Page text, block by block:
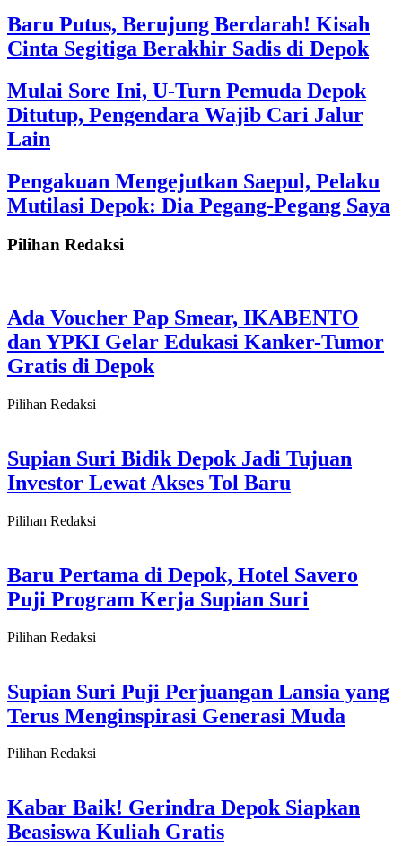
Baru Putus, Berujung Berdarah! Kisah
Cinta Segitiga Berakhir Sadis di Depok
Mulai Sore Ini, U-Turn Pemuda Depok
Ditutup, Pengendara Wajib Cari Jalur
Lain
Pengakuan Mengejutkan Saepul, Pelaku
Mutilasi Depok: Dia Pegang-Pegang Saya
Pilihan Redaksi
Ada Voucher Pap Smear, IKABENTO
dan YPKI Gelar Edukasi Kanker-Tumor
Gratis di Depok
Pilihan Redaksi
Supian Suri Bidik Depok Jadi Tujuan
Investor Lewat Akses Tol Baru
Pilihan Redaksi
Baru Pertama di Depok, Hotel Savero
Puji Program Kerja Supian Suri
Pilihan Redaksi
Supian Suri Puji Perjuangan Lansia yang
Terus Menginspirasi Generasi Muda
Pilihan Redaksi
Kabar Baik! Gerindra Depok Siapkan
Beasiswa Kuliah Gratis